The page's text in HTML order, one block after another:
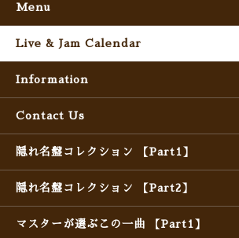
Menu
Live & Jam Calendar
Information
Contact Us
隠れ名盤コレクション 【Part1】
隠れ名盤コレクション 【Part2】
マスターが選ぶこの一曲 【Part1】